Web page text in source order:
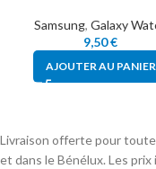
Samsung, Galaxy
9,50€
AJOUTER AU PANIER
Livraison offerte pour
et dans le Bénélux. Les